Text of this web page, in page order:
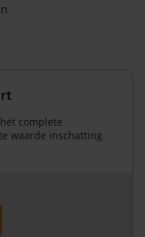
complete
waarde inschatting